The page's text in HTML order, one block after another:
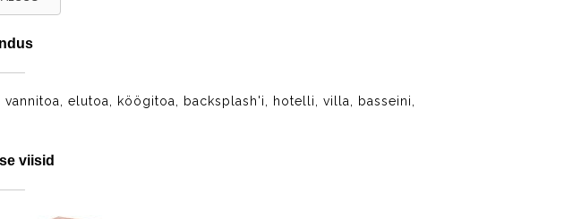
elutoa, köögitoa, backsplash'i, hotelli, villa, basseini,
viisid